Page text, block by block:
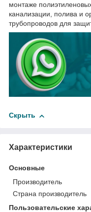
монтаже
канализации, полива и
трубопроводов для
Скрыть
Характеристики
Основные
Производитель
Страна производитель
Пользовательские